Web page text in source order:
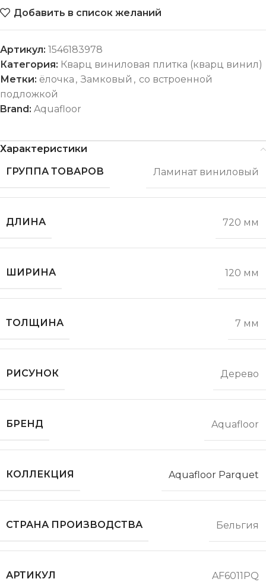
Добавить в список желаний
Артикул: 1546183978
Категория: Кварц виниловая плитка (кварц винил)
Метки: ёлочка , Замковый , со встроенной
подложкой
Brand: Aquafloor
Характеристики
ГРУППА ТОВАРОВ
Ламинат виниловый
ДЛИНА 720 мм
ШИРИНА 120 мм
ТОЛЩИНА 7 мм
РИСУНОК Дерево
БРЕНД Aquafloor
КОЛЛЕКЦИЯ Aquafloor Parquet
СТРАНА ПРОИЗВОДСТВА Бельгия
АРТИКУЛ AF6011PQ